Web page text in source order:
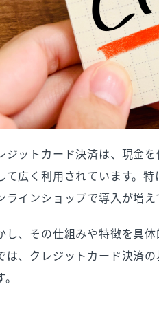
月額費用
決済手数料
要なクレジットカード決済
主な決済サービスの特徴と比較
クレジットカード会社の選定ポ
170種類以上のブランドに対応
QRコード決済も利用可能
レジットカード決済の導入
ジットカード決済は、現金
て広く利用されています。
ラインショップで導入が増え
し、その仕組みや特徴を具
は、クレジットカード決済